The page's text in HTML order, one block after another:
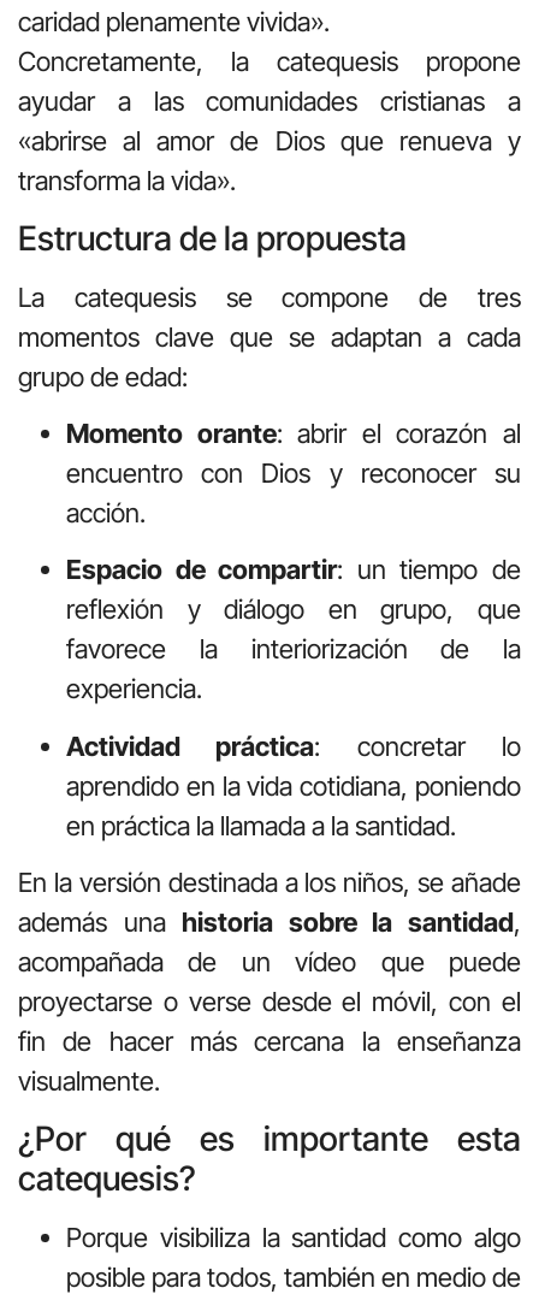
caridad plenamente vivida».
Concretamente, la catequesis propone
ayudar a las comunidades cristianas a
«abrirse al amor de Dios que renueva y
transforma la vida».
Estructura de la propuesta
La catequesis se compone de tres
momentos clave que se adaptan a cada
grupo de edad:
Momento orante: abrir el corazón al
encuentro con Dios y reconocer su
acción.
Espacio de compartir: un tiempo de
reflexión y diálogo en grupo, que
favorece la interiorización de la
experiencia.
Actividad práctica: concretar lo
aprendido en la vida cotidiana, poniendo
en práctica la llamada a la santidad.
En la versión destinada a los niños, se añade
además una historia sobre la santidad,
acompañada de un vídeo que puede
proyectarse o verse desde el móvil, con el
fin de hacer más cercana la enseñanza
visualmente.
¿Por qué es importante esta
catequesis?
Porque visibiliza la santidad como algo
posible para todos, también en medio de